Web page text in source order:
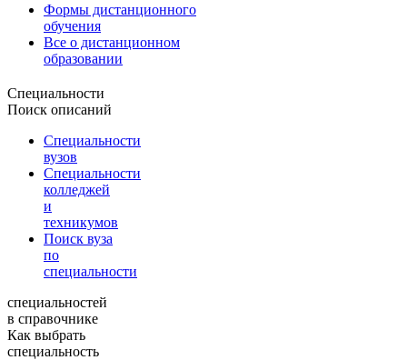
Формы дистанционного
обучения
Все о дистанционном
образовании
Специальности
Поиск описаний
Специальности
вузов
Специальности
колледжей
и
техникумов
Поиск вуза
по
специальности
специальностей
в справочнике
Как выбрать
специальность